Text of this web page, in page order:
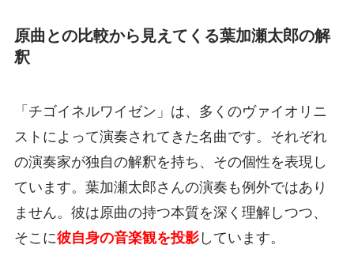
原曲との比較から見えてくる葉加瀬太郎の解
釈
「チゴイネルワイゼン」は、多くのヴァイオリニ
ストによって演奏されてきた名曲です。それぞれ
の演奏家が独自の解釈を持ち、その個性を表現し
ています。葉加瀬太郎さんの演奏も例外ではあり
ません。彼は原曲の持つ本質を深く理解しつつ、
そこに彼自身の音楽観を投影しています。